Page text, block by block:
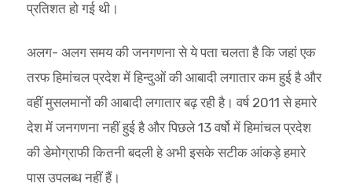
प्रतिशत हो गई थी।
अलग- अलग समय की जनगणना से ये पता चलता है कि जहां एक
तरफ हिमांचल प्रदेश में हिन्दुओं की आबादी लगातार कम हुई है और
वहीं मुसलमानों की आबादी लगातार बढ़ रही है। वर्ष 2011 से हमारे
देश में जनगणना नहीं हुई है और पिछले 13 वर्षो में हिमांचल प्रदेश
की डेमोग्राफी कितनी बदली हे अभी इसके सटीक आंकड़े हमारे
पास उपलब्ध नहीं हैं।